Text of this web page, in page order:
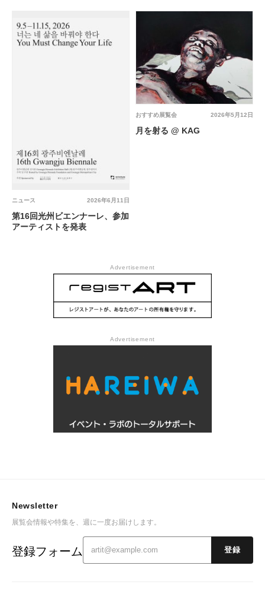
2026年6月11日
ニュース
第16回光州ビエンナーレ、参加
アーティストを発表
2026年5月12日
おすすめ展覧会
月を射る @ KAG
Advertisement
Advertisement
Newsletter
展覧会情報や特集を、週に一度お届けします。
登録フォーム 登録